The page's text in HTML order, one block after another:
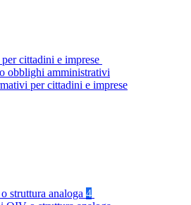
cittadini e imprese
obblighi amministrativi
per cittadini e imprese
struttura analoga 4